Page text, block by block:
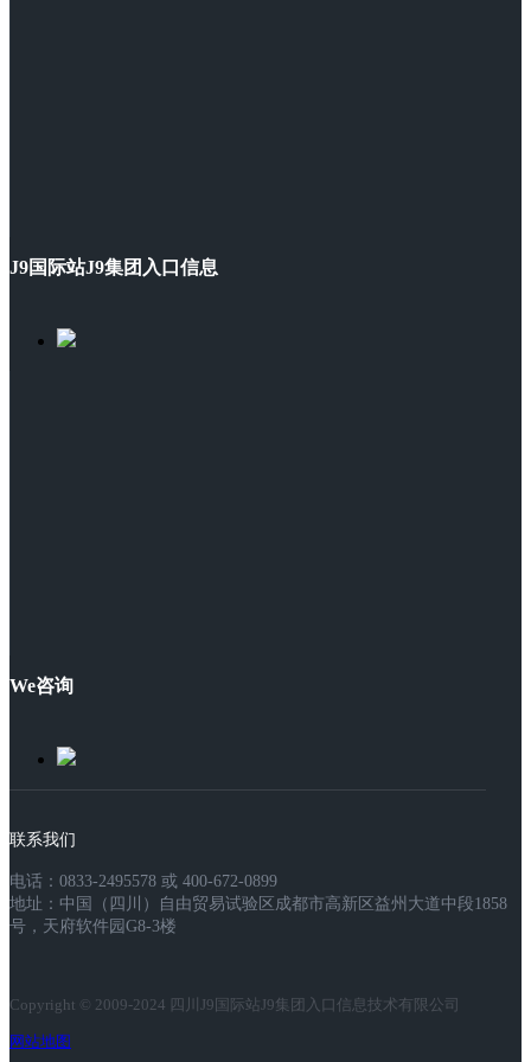
J9国际站J9集团入口信息
We咨询
联系我们
电话：0833-2495578 或 400-672-0899
地址：中国（四川）自由贸易试验区成都市高新区益州大道中段1858
号，天府软件园G8-3楼
Copyright © 2009-2024 四川J9国际站J9集团入口信息技术有限公司
网站地图